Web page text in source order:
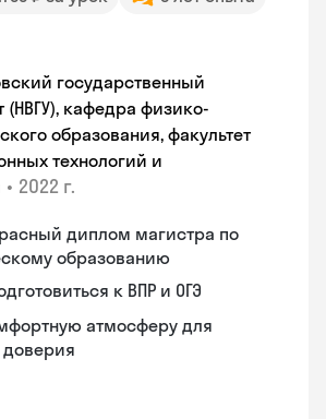
государственный
(НВГУ), кафедра физико-
образования, факультет
технологий и
• 2022 г.
диплом магистра по
образованию
к ВПР и ОГЭ
атмосферу для